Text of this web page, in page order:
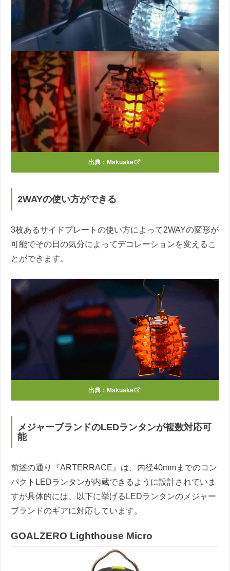
出典： Makuake
2WAYの使い方ができる
3枚あるサイドプレートの使い方によって2WAYの変形が
可能でその日の気分によってデコレーションを変えるこ
とができます。
出典： Makuake
メジャーブランドのLEDランタンが複数対応可
能
前述の通り『ARTERRACE』は、内径40mmまでのコン
パクトLEDランタンが内蔵できるように設計されていま
すが具体的には、以下に挙げるLEDランタンのメジャー
ブランドのギアに対応しています。
GOALZERO Lighthouse Micro